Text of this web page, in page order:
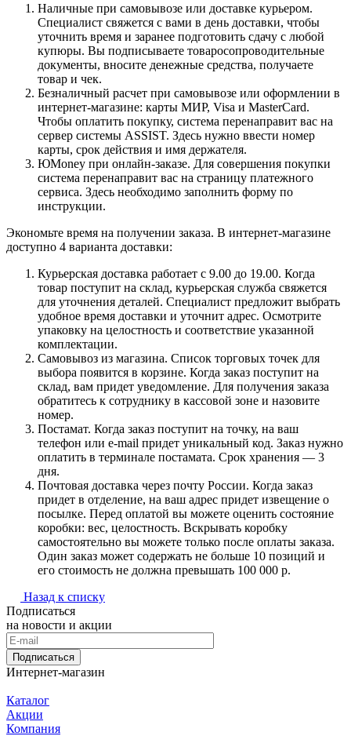
Наличные при самовывозе или доставке курьером.
Специалист свяжется с вами в день доставки, чтобы
уточнить время и заранее подготовить сдачу с любой
купюры. Вы подписываете товаросопроводительные
документы, вносите денежные средства, получаете
товар и чек.
Безналичный расчет при самовывозе или оформлении в
интернет-магазине: карты МИР, Visa и MasterCard.
Чтобы оплатить покупку, система перенаправит вас на
сервер системы ASSIST. Здесь нужно ввести номер
карты, срок действия и имя держателя.
ЮMoney при онлайн-заказе. Для совершения покупки
система перенаправит вас на страницу платежного
сервиса. Здесь необходимо заполнить форму по
инструкции.
Экономьте время на получении заказа. В интернет-магазине
доступно 4 варианта доставки:
Курьерская доставка работает с 9.00 до 19.00. Когда
товар поступит на склад, курьерская служба свяжется
для уточнения деталей. Специалист предложит выбрать
удобное время доставки и уточнит адрес. Осмотрите
упаковку на целостность и соответствие указанной
комплектации.
Самовывоз из магазина. Список торговых точек для
выбора появится в корзине. Когда заказ поступит на
склад, вам придет уведомление. Для получения заказа
обратитесь к сотруднику в кассовой зоне и назовите
номер.
Постамат. Когда заказ поступит на точку, на ваш
телефон или e-mail придет уникальный код. Заказ нужно
оплатить в терминале постамата. Срок хранения — 3
дня.
Почтовая доставка через почту России. Когда заказ
придет в отделение, на ваш адрес придет извещение о
посылке. Перед оплатой вы можете оценить состояние
коробки: вес, целостность. Вскрывать коробку
самостоятельно вы можете только после оплаты заказа.
Один заказ может содержать не больше 10 позиций и
его стоимость не должна превышать 100 000 р.
Назад к списку
Подписаться
на новости и акции
Подписаться
Интернет-магазин
Каталог
Акции
Компания